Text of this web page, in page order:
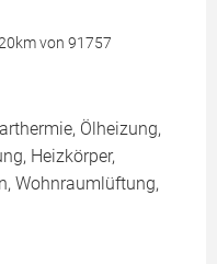
von 91757
Ölheizung,
Heizkörper,
Wohnraumlüftung,